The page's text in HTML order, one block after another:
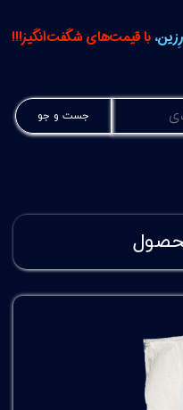
جست و جو
با قیمت‌های شگفت‌انگیز!!!